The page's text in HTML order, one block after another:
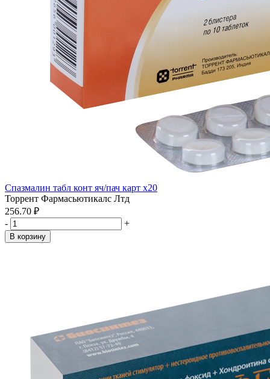
Спазмалин табл конт яч/пач карт x20
Торрент Фармасьютикалс Лтд
256.70 ₽
-
+
В корзину